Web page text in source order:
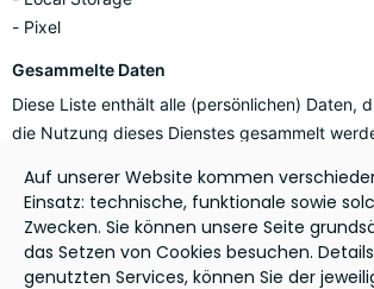
Pixel
Gesammelte Daten
Diese Liste enthält alle (persönlichen) Daten,
die Nutzung dieses Dienstes gesammelt
Opt-in- und Opt-out-Daten
Referrer
User Agent
Consent ID
Zeitpunkt
Einwilligungstyp
Template-
Banner-Sprache
IP-Adresse
Auf unserer Website kommen
Einsatz: technische, funktionale sowie
Zwecken. Sie können unsere Seite
das Setzen von Cookies besuchen.
genutzten Services, können Sie der